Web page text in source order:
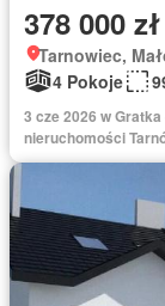
378 000 zł
Tarnowiec,
4 Pokoje
3 cze 2026 w
nieruchomości